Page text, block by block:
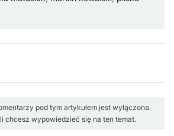
pod tym artykułem jest wyłączona.
chcesz wypowiedzieć się na ten temat.